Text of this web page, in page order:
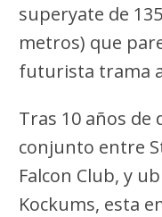
superyate de
metros) que
futurista trama
Tras 10 años de
conjunto entre
Falcon Club, y
Kockums, esta